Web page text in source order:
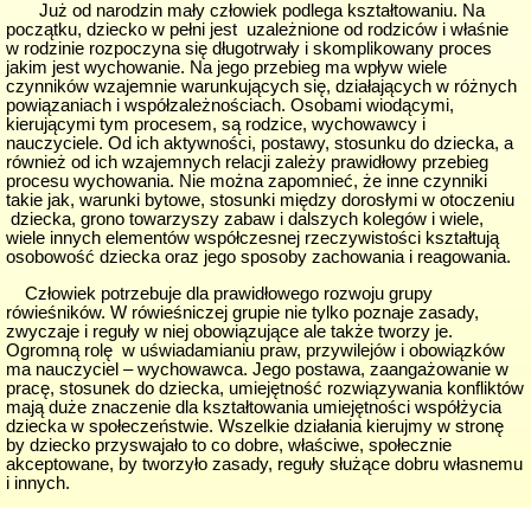
Już od narodzin mały człowiek podlega kształtowaniu. Na
początku, dziecko w pełni jest uzależnione od rodziców i właśnie
w rodzinie rozpoczyna się długotrwały i skomplikowany proces
jakim jest wychowanie. Na jego przebieg ma wpływ wiele
czynników wzajemnie warunkujących się, działających w różnych
powiązaniach i współzależnościach. Osobami wiodącymi,
kierującymi tym procesem, są rodzice, wychowawcy i
nauczyciele. Od ich aktywności, postawy, stosunku do dziecka, a
również od ich wzajemnych relacji zależy prawidłowy przebieg
procesu wychowania. Nie można zapomnieć, że inne czynniki
takie jak, warunki bytowe, stosunki między dorosłymi w otoczeniu
dziecka, grono towarzyszy zabaw i dalszych kolegów i wiele,
wiele innych elementów współczesnej rzeczywistości kształtują
osobowość dziecka oraz jego sposoby zachowania i reagowania.
Człowiek potrzebuje dla prawidłowego rozwoju grupy
rówieśników. W rówieśniczej grupie nie tylko poznaje zasady,
zwyczaje i reguły w niej obowiązujące ale także tworzy je.
Ogromną rolę w uświadamianiu praw, przywilejów i obowiązków
ma nauczyciel – wychowawca. Jego postawa, zaangażowanie w
pracę, stosunek do dziecka, umiejętność rozwiązywania konfliktów
mają duże znaczenie dla kształtowania umiejętności współżycia
dziecka w społeczeństwie. Wszelkie działania kierujmy w stronę
by dziecko przyswajało to co dobre, właściwe, społecznie
akceptowane, by tworzyło zasady, reguły służące dobru własnemu
i innych.